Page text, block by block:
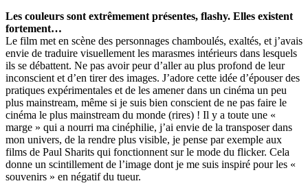
Les couleurs sont extrêmement présentes, flashy. Elles existent
fortement…
Le film met en scène des personnages chamboulés, exaltés, et j’avais
envie de traduire visuellement les marasmes intérieurs dans lesquels
ils se débattent. Ne pas avoir peur d’aller au plus profond de leur
inconscient et d’en tirer des images. J’adore cette idée d’épouser des
pratiques expérimentales et de les amener dans un cinéma un peu
plus mainstream, même si je suis bien conscient de ne pas faire le
cinéma le plus mainstream du monde (rires) ! Il y a toute une «
marge » qui a nourri ma cinéphilie, j’ai envie de la transposer dans
mon univers, de la rendre plus visible, je pense par exemple aux
films de Paul Sharits qui fonctionnent sur le mode du flicker. Cela
donne un scintillement de l’image dont je me suis inspiré pour les «
souvenirs » en négatif du tueur.